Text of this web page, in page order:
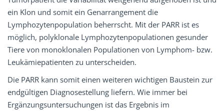
ein Klon und somit ein Genarrangement die
Lymphozytenpopulation beherrscht. Mit der PARR ist es
möglich, polyklonale Lymphozytenpopulationen gesunder
Tiere von monoklonalen Populationen von Lymphom- bzw.
Leukämiepatienten zu unterscheiden.
Die PARR kann somit einen weiteren wichtigen Baustein zur
endgültigen Diagnosestellung liefern. Wie immer bei
Ergänzungsuntersuchungen ist das Ergebnis im